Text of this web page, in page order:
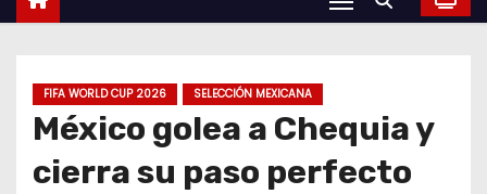
FIFA WORLD CUP 2026 SELECCIÓN MEXICANA
México golea a Chequia y
cierra su paso perfecto